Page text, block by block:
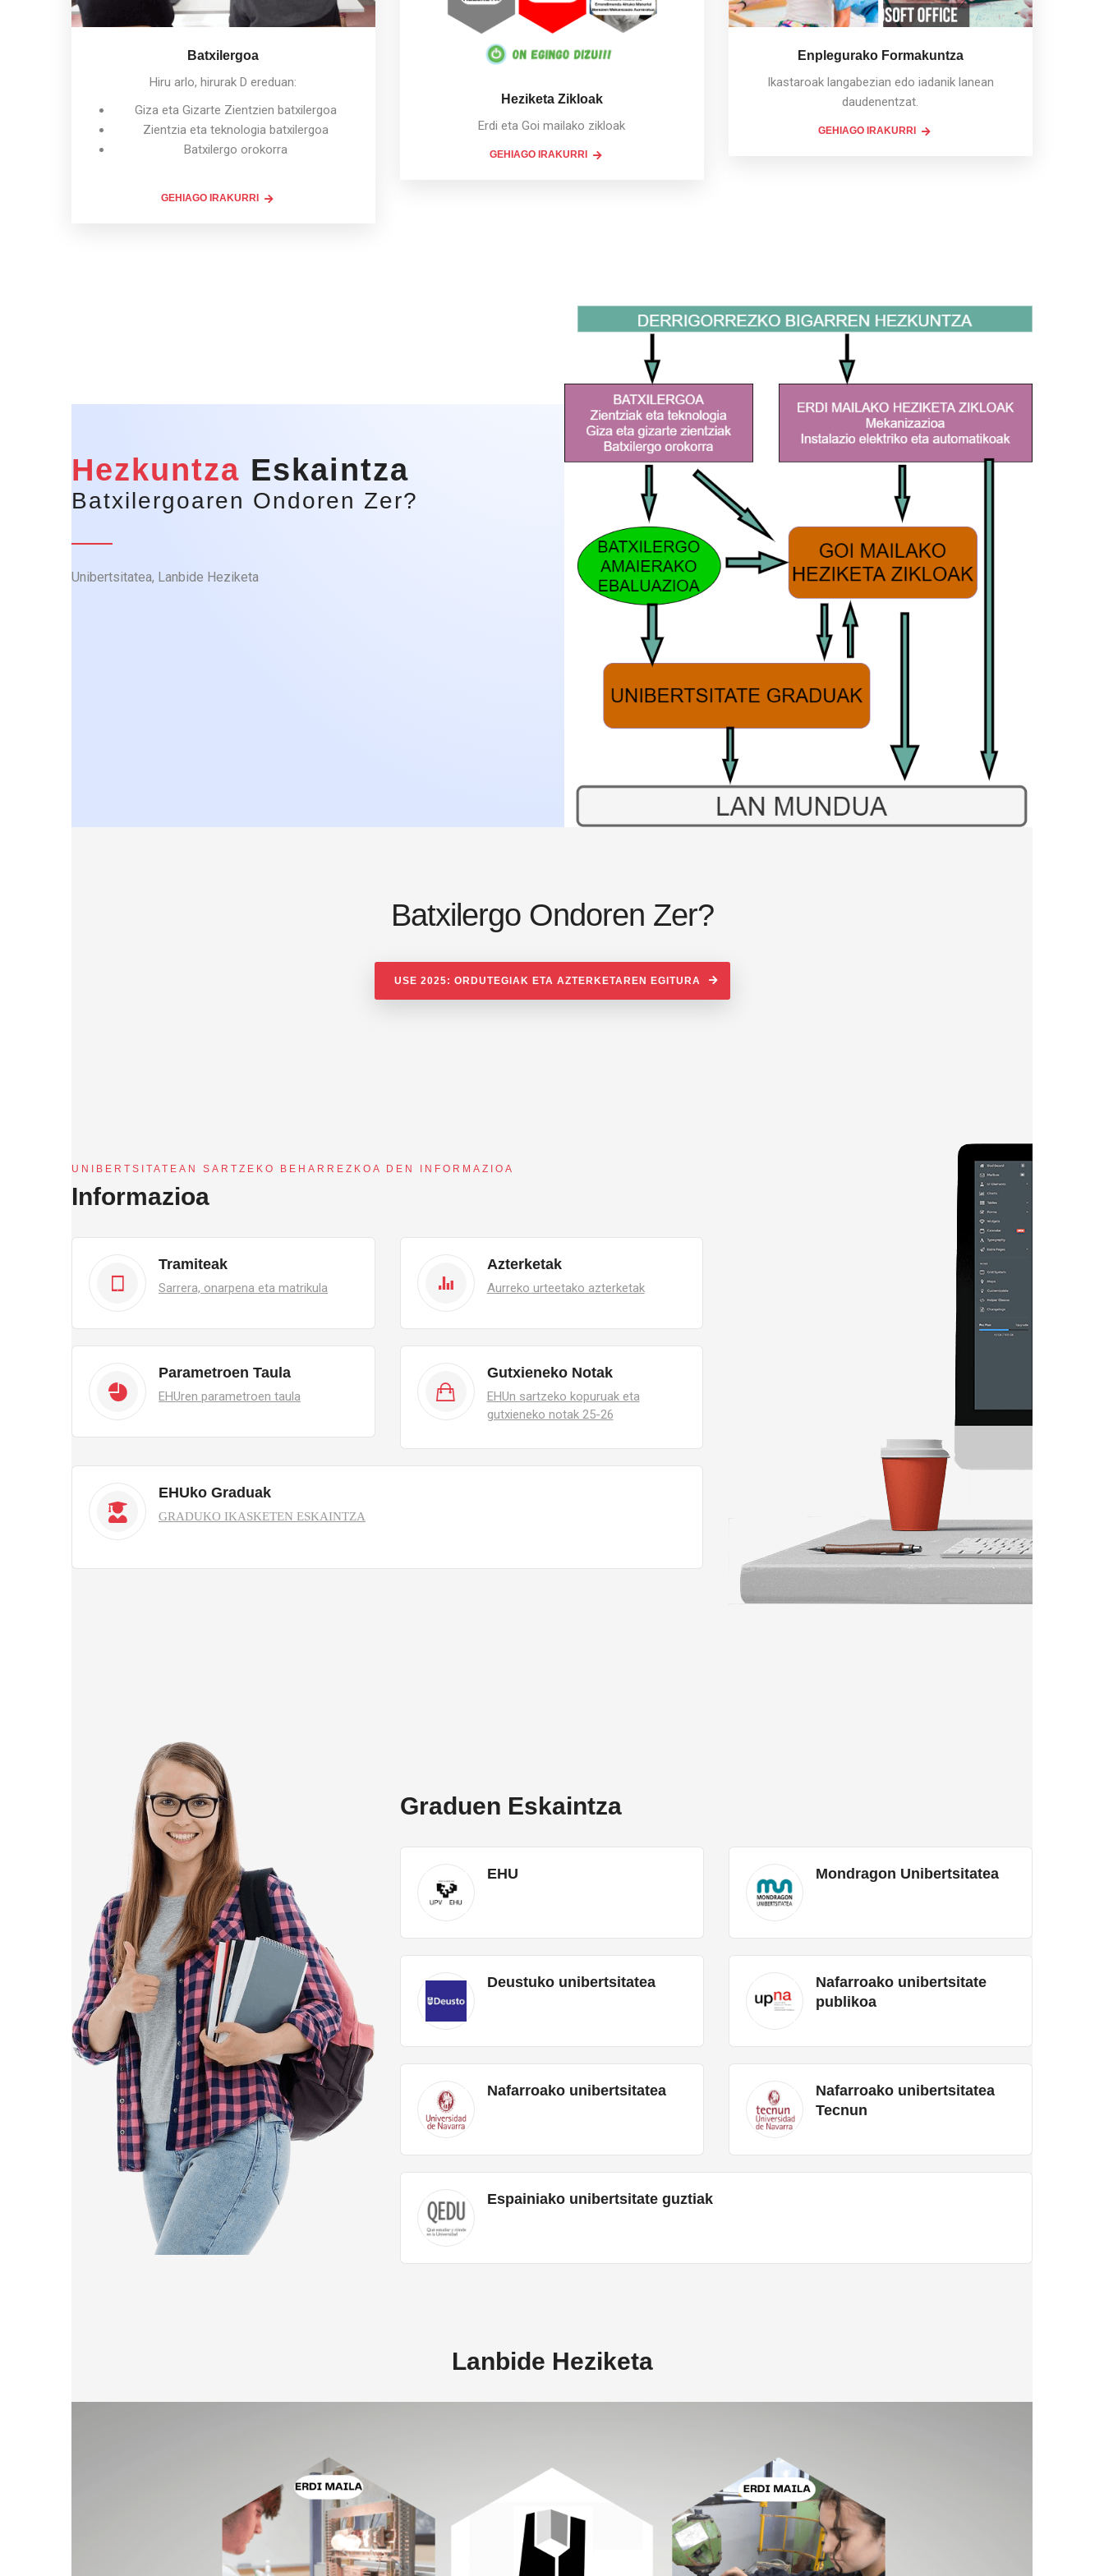
Batxilergoa
Hiru arlo, hirurak D ereduan:
Giza eta Gizarte Zientzien batxilergoa
Zientzia eta teknologia batxilergoa
Batxilergo orokorra
GEHIAGO IRAKURRI
Heziketa Zikloak
Erdi eta Goi mailako zikloak
GEHIAGO IRAKURRI
Enplegurako Formakuntza
Ikastaroak langabezian edo iadanik lanean
daudenentzat.
GEHIAGO IRAKURRI
Hezkuntza Eskaintza
Batxilergoaren Ondoren Zer?
Unibertsitatea, Lanbide Heziketa
Batxilergo Ondoren Zer?
USE 2025: ORDUTEGIAK ETA AZTERKETAREN EGITURA
UNIBERTSITATEAN SARTZEKO BEHARREZKOA DEN INFORMAZIOA
Informazioa
Tramiteak
Sarrera, onarpena eta matrikula
Azterketak
Aurreko urteetako azterketak
Parametroen Taula
EHUren parametroen taula
Gutxieneko Notak
EHUn sartzeko kopuruak eta
gutxieneko notak 25-26
EHUko Graduak
GRADUKO IKASKETEN ESKAINTZA
Graduen Eskaintza
EHU Mondragon Unibertsitatea
Deustuko unibertsitatea
Nafarroako unibertsitate
publikoa
Nafarroako unibertsitatea
Nafarroako unibertsitatea
Tecnun
Espainiako unibertsitate guztiak
Lanbide Heziketa